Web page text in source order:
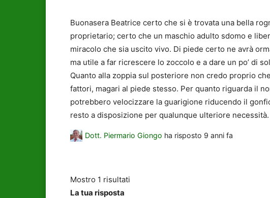
Buonasera Beatrice certo che si è trovata una bella
proprietario; certo che un maschio adulto sdomo e
miracolo che sia uscito vivo. Di piede certo ne avrà
ma utile a far ricrescere lo zoccolo e a dare un po’ di
Quanto alla zoppia sul posteriore non credo proprio
fattori, magari al piede stesso. Per quanto riguarda il
potrebbero velocizzare la guarigione riducendo il
resto a disposizione per qualunque ulteriore
Dott. Piermario Giongo ha risposto 9 anni fa
Mostro 1 risultati
La tua risposta